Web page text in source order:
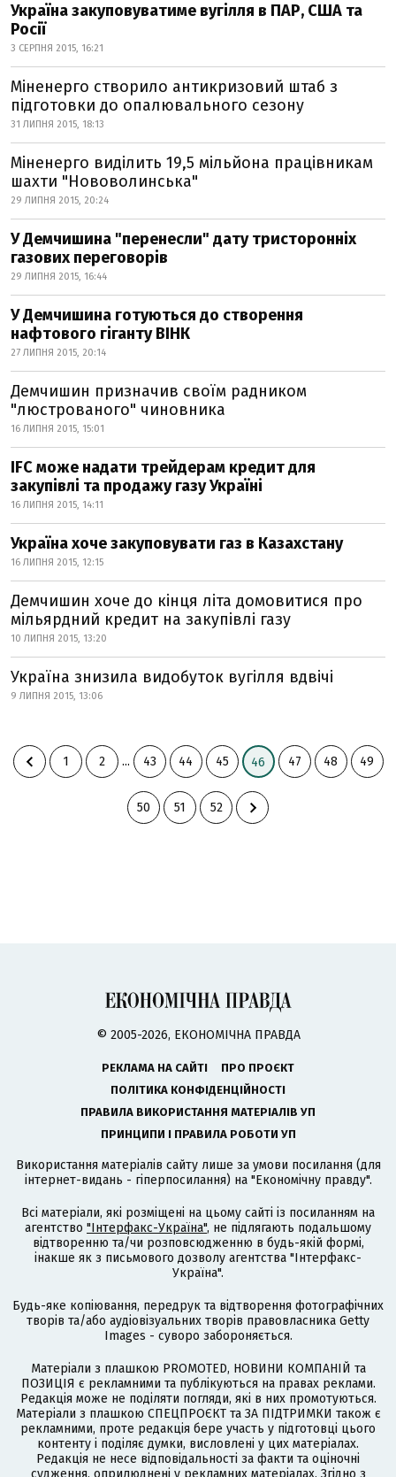
Україна закуповуватиме вугілля в ПАР, США та
Росії
3 СЕРПНЯ 2015, 16:21
Міненерго створило антикризовий штаб з
підготовки до опалювального сезону
31 ЛИПНЯ 2015, 18:13
Міненерго виділить 19,5 мільйона працівникам
шахти "Нововолинська"
29 ЛИПНЯ 2015, 20:24
У Демчишина "перенесли" дату тристоронніх
газових переговорів
29 ЛИПНЯ 2015, 16:44
У Демчишина готуються до створення
нафтового гіганту ВІНК
27 ЛИПНЯ 2015, 20:14
Демчишин призначив своїм радником
"люстрованого" чиновника
16 ЛИПНЯ 2015, 15:01
IFC може надати трейдерам кредит для
закупівлі та продажу газу Україні
16 ЛИПНЯ 2015, 14:11
Україна хоче закуповувати газ в Казахстану
16 ЛИПНЯ 2015, 12:15
Демчишин хоче до кінця літа домовитися про
мільярдний кредит на закупівлі газу
10 ЛИПНЯ 2015, 13:20
Україна знизила видобуток вугілля вдвічі
9 ЛИПНЯ 2015, 13:06
1 2 ... 43 44 45 46 47 48 49
50 51 52
© 2005-2026, ЕКОНОМІЧНА ПРАВДА
РЕКЛАМА НА САЙТІ
ПРО ПРОЄКТ
ПОЛІТИКА КОНФІДЕНЦІЙНОСТІ
ПРАВИЛА ВИКОРИСТАННЯ МАТЕРІАЛІВ УП
ПРИНЦИПИ І ПРАВИЛА РОБОТИ УП
Використання матеріалів сайту лише за умови посилання (для
інтернет-видань - гіперпосилання) на "Економічну правду".
Всі матеріали, які розміщені на цьому сайті із посиланням на
агентство "Інтерфакс-Україна", не підлягають подальшому
відтворенню та/чи розповсюдженню в будь-якій формі,
інакше як з письмового дозволу агентства "Інтерфакс-
Україна".
Будь-яке копіювання, передрук та відтворення фотографічних
творів та/або аудіовізуальних творів правовласника Getty
Images - суворо забороняється.
Матеріали з плашкою PROMOTED, НОВИНИ КОМПАНІЙ та
ПОЗИЦІЯ є рекламними та публікуються на правах реклами.
Редакція може не поділяти погляди, які в них промотуються.
Матеріали з плашкою СПЕЦПРОЄКТ та ЗА ПІДТРИМКИ також є
рекламними, проте редакція бере участь у підготовці цього
контенту і поділяє думки, висловлені у цих матеріалах.
Редакція не несе відповідальності за факти та оціночні